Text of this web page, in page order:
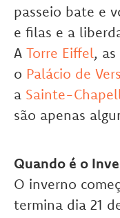
passeio bate e
e filas e a
A Torre Eiffel, as
o Palácio de
a Sainte-
são apenas
Quando é o
O inverno
termina dia 21